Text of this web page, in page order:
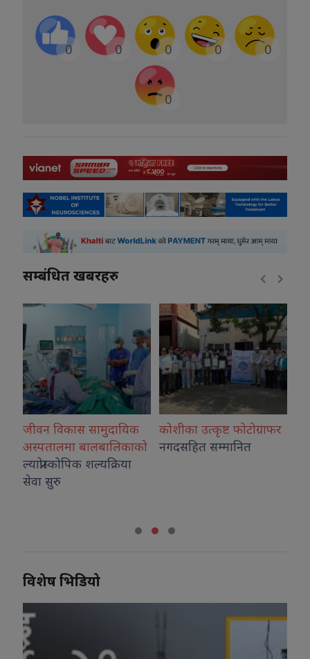
0 0 0 0 0
0
सम्बंधित खबरहरु
कोशीका उत्कृष्ट फोटोग्राफर
नगदसहित सम्मानित
राष्ट्रिय भेलालाई शेरबहादुर
देउवाले सम्बोधन गर्ने
विशेष भिडियो